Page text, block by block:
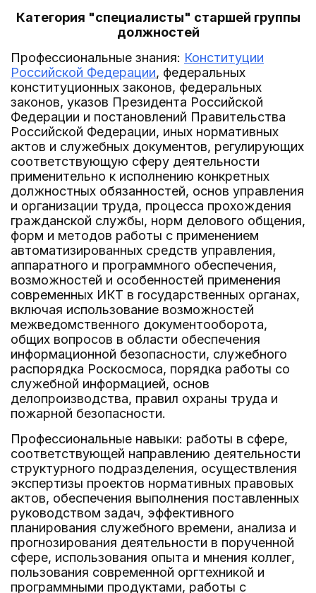
Категория "специалисты" старшей группы
должностей
Профессиональные знания: Конституции
Российской Федерации, федеральных
конституционных законов, федеральных
законов, указов Президента Российской
Федерации и постановлений Правительства
Российской Федерации, иных нормативных
актов и служебных документов, регулирующих
соответствующую сферу деятельности
применительно к исполнению конкретных
должностных обязанностей, основ управления
и организации труда, процесса прохождения
гражданской службы, норм делового общения,
форм и методов работы с применением
автоматизированных средств управления,
аппаратного и программного обеспечения,
возможностей и особенностей применения
современных ИКТ в государственных органах,
включая использование возможностей
межведомственного документооборота,
общих вопросов в области обеспечения
информационной безопасности, служебного
распорядка Роскосмоса, порядка работы со
служебной информацией, основ
делопроизводства, правил охраны труда и
пожарной безопасности.
Профессиональные навыки: работы в сфере,
соответствующей направлению деятельности
структурного подразделения, осуществления
экспертизы проектов нормативных правовых
актов, обеспечения выполнения поставленных
руководством задач, эффективного
планирования служебного времени, анализа и
прогнозирования деятельности в порученной
сфере, использования опыта и мнения коллег,
пользования современной оргтехникой и
программными продуктами, работы с